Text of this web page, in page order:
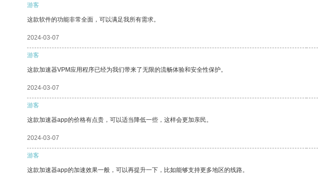
游客
这款软件的功能非常全面，可以满足我所有需求。
2024-03-07
游客
这款加速器VPM应用程序已经为我们带来了无限的流畅体验和安全性保护。
2024-03-07
游客
这款加速器app的价格有点贵，可以适当降低一些，这样会更加亲民。
2024-03-07
游客
这款加速器app的加速效果一般，可以再提升一下，比如能够支持更多地区的线路。